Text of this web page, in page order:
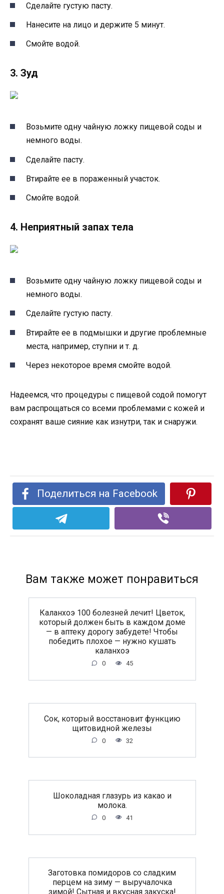
Сделайте густую пасту.
Нанесите на лицо и держите 5 минут.
Смойте водой.
3. Зуд
Возьмите одну чайную ложку пищевой соды и
немного воды.
Сделайте пасту.
Втирайте ее в пораженный участок.
Смойте водой.
4. Неприятный запах тела
Возьмите одну чайную ложку пищевой соды и
немного воды.
Сделайте густую пасту.
Втирайте ее в подмышки и другие проблемные
места, например, ступни и т. д.
Через некоторое время смойте водой.
Надеемся, что процедуры с пищевой содой помогут
вам распрощаться со всеми проблемами с кожей и
сохранят ваше сияние как изнутри, так и снаружи.
Поделиться на Facebook
Вам также может понравиться
Каланхоэ 100 болезней лечит! Цветок,
который должен быть в каждом доме
— в аптеку дорогу забудете! Чтобы
победить плохое — нужно кушать
каланхоэ
0 45
Сок, который восстановит функцию
щитовидной железы
0 32
Шоколадная глазурь из какао и
молока.
0 41
Заготовка помидоров со сладким
перцем на зиму — выручалочка
зимой! Сытная и вкусная закуска!